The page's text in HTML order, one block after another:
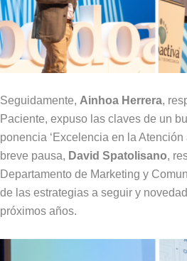
Seguidamente, Ainhoa Herrera,
Paciente, expuso las claves de un
ponencia ‘Excelencia en la Atención
breve pausa, David Spatolisano,
Departamento de Marketing y
de las estrategias a seguir y
próximos años.